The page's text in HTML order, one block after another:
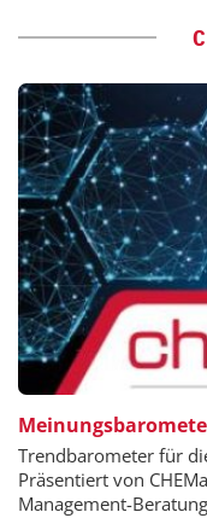
Trendbarometer für
Präsentiert von
Management-